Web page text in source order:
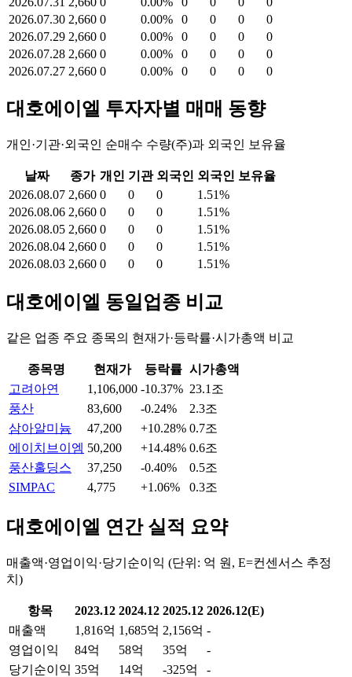
2026.07.30 2,660 0 0.00% 0 0 0
0
2026.07.29 2,660 0 0.00% 0 0 0
0
2026.07.28 2,660 0 0.00% 0 0 0
0
2026.07.27 2,660 0 0.00% 0 0 0 0
대호에이엘 투자자별 매매 동향
개인·기관·외국인 순매수 수량(주)과 외국인 보유율
날짜 종가 개인 기관 외국인 외국인 보유율
2026.08.07 2,660 0 0 0
1.51%
2026.08.06 2,660 0 0 0
1.51%
2026.08.05 2,660 0 0 0
1.51%
2026.08.04 2,660 0 0 0
1.51%
2026.08.03 2,660 0 0 0 1.51%
대호에이엘 동일업종 비교
같은 업종 주요 종목의 현재가·등락률·시가총액 비교
종목명 현재가 등락률 시가총액
고려아연
1,106,000 -10.37% 23.1조
풍산
83,600 -0.24%
2.3조
삼아알미늄
47,200 +10.28% 0.7조
에이치브이엠 50,200 +14.48% 0.6조
풍산홀딩스
37,250 -0.40%
0.5조
SIMPAC
4,775 +1.06% 0.3조
대호에이엘 연간 실적 요약
매출액·영업이익·당기순이익 (단위: 억 원, E=컨센서스 추정
치)
항목 2023.12 2024.12 2025.12 2026.12(E)
매출액
1,816억 1,685억 2,156억 -
영업이익
84억 58억 35억
-
당기순이익 35억 14억 -325억
-